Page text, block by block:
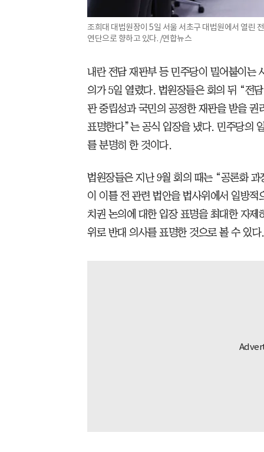
조희대 대법원장이 5일 서울 서초구 대법원에서 열린
연단으로 향하고 있다. /연합뉴스
내란 전담 재판부 등 민주당이 밀어붙이는
의가 5일 열렸다. 법원장들은 회의 뒤 “전
판 중립성과 국민의 공정한 재판을 받을
표명한다”는 공식 입장을 냈다. 민주당의
를 분명히 한 것이다.
법원장들은 지난 9월 회의 때는 “공론화
이 이틀 전 관련 법안을 법사위에서 일방
치권 논의에 대한 입장 표명을 최대한 자
위로 반대 의사를 표명한 것으로 볼 수 있